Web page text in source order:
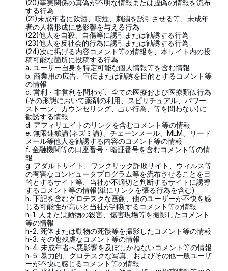
(20)事実関係の真偽が不明な情報または虚偽の情報を流布
する行為
(21)未成年者に飲酒、喫煙、刺繍を誘引させる等、未成年
者の人格形成に悪影響を与える行為
(22)他人を自殺、自傷等に誘引または勧誘する行為
(23)他人を反社会的行為に誘引または勧誘する行為
(24)次に掲げる内容コメント等の情報を、本サイト内の投
稿可能な箇所に投稿する行為
a. ユーザー自身を特定可能な個人情報等を含む情報
b. 商業用の広告、宣伝または勧誘を目的とするコメント等
の情報
c. 営利・非営利を問わず、全ての医療および医療類似行為
(その形態において薬剤の利用、スピリチュアル、パワー
ストーン、カウンセリング、占い行為、等を問わない)に
勧誘する情報
d. アフィリエイトのリンクを含むコメント等の情報
e. 無限連鎖講(ネズミ講)、チェーンメール、MLM、リード
メール等他人を勧誘する内容のコメント等の情報
f. 金融機関等の口座番号・暗証番号を含むコメント等の情
報
g. アダルトサイト、ワンクリック詐欺サイト、ウィルス等
の有害なコンピュータプログラム等を流布させることを目
的とするサイト等、当社が不適切と判断するサイトに誘導
するコメント等の情報(単にリンクを張る行為を含む)
h. 下記を含むグロテスクな画像、他のユーザーが不快を感
じる可能性が高いと当社が判断するコメント等の情報
h-1. 人または動物の殺害、傷害現場等を撮影したコメント
等の情報
h-2. 死体または動物の死骸等を撮影したコメント等の情報
h-3. その他残虐なコメント等の情報
h-4. 未成年者へ悪影響を及ぼしかねないコメント等の情報
h-5. 暴力的、グロテスクな写真、およびその他一般ユーザ
ーが不快に感じるコメント等の情報